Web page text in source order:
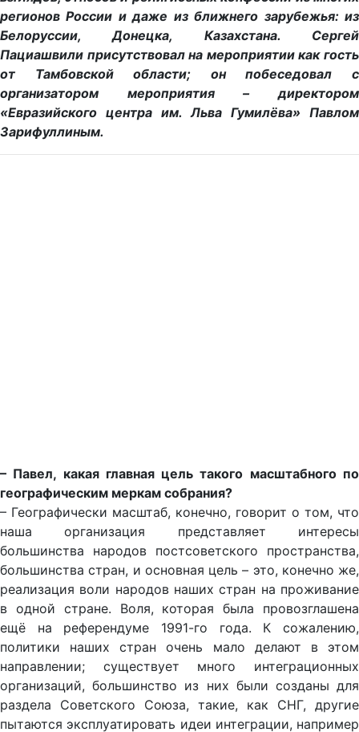
регионов России и даже из ближнего зарубежья: из
Белоруссии, Донецка, Казахстана. Сергей
Пациашвили присутствовал на мероприятии как гость
от Тамбовской области; он побеседовал с
организатором мероприятия – директором
«Евразийского центра им. Льва Гумилёва» Павлом
Зарифуллиным.
– Павел, какая главная цель такого масштабного по
географическим меркам собрания?
– Географически масштаб, конечно, говорит о том, что
наша организация представляет интересы
большинства народов постсоветского пространства,
большинства стран, и основная цель – это, конечно же,
реализация воли народов наших стран на проживание
в одной стране. Воля, которая была провозглашена
ещё на референдуме 1991-го года. К сожалению,
политики наших стран очень мало делают в этом
направлении; существует много интеграционных
организаций, большинство из них были созданы для
раздела Советского Союза, такие, как СНГ, другие
пытаются эксплуатировать идеи интеграции, например